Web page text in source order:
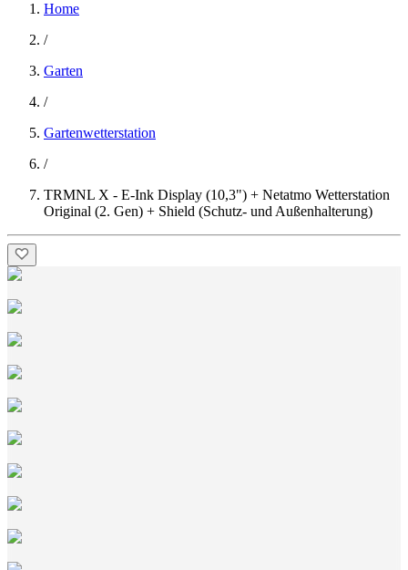
Home
/
Garten
/
Gartenwetterstation
/
TRMNL X - E-Ink Display (10,3") + Netatmo Wetterstation
Original (2. Gen) + Shield (Schutz- und Außenhalterung)